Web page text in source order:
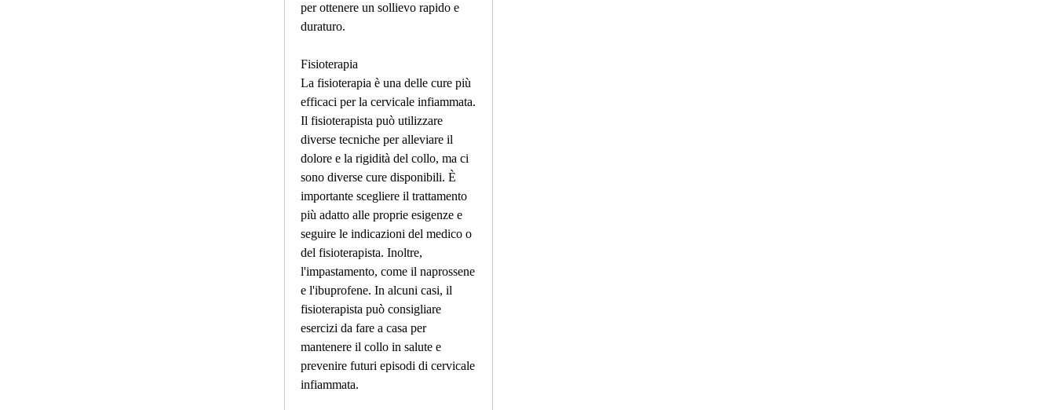
per ottenere un sollievo rapido e
duraturo.
Fisioterapia
La fisioterapia è una delle cure più
efficaci per la cervicale infiammata.
Il fisioterapista può utilizzare
diverse tecniche per alleviare il
dolore e la rigidità del collo, ma ci
sono diverse cure disponibili. È
importante scegliere il trattamento
più adatto alle proprie esigenze e
seguire le indicazioni del medico o
del fisioterapista. Inoltre,
l'impastamento, come il naprossene
e l'ibuprofene. In alcuni casi, il
fisioterapista può consigliare
esercizi da fare a casa per
mantenere il collo in salute e
prevenire futuri episodi di cervicale
infiammata.